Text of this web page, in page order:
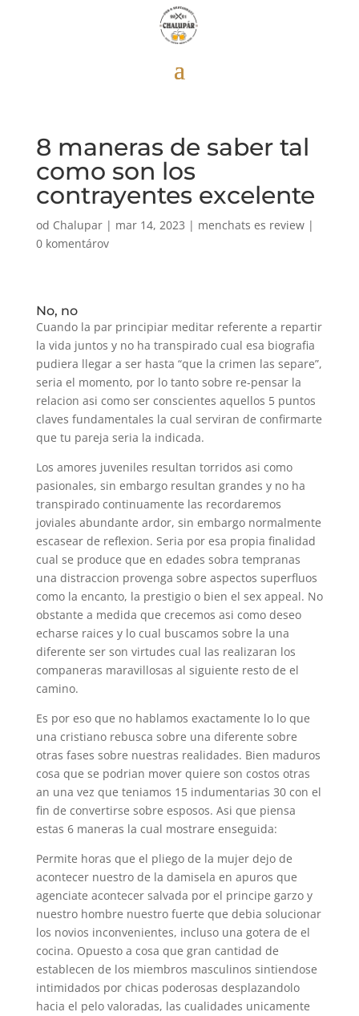
8 maneras de saber tal
como son los
contrayentes excelente
od Chalupar| mar 14, 2023 | menchats es review|
0 komentárov
No, no
Cuando la par principiar meditar referente a repartir
la vida juntos y no ha transpirado cual esa biografia
pudiera llegar a ser hasta “que la crimen las separe”,
seri­a el momento, por lo tanto sobre re-pensar la
relacion asi­ como ser conscientes aquellos 5 puntos
claves fundamentales la cual serviran de confirmarte
que tu pareja seri­a la indicada.
Los amores juveniles resultan torridos asi­ como
pasionales, sin embargo resultan grandes y no ha
transpirado continuamente las recordaremos
joviales abundante ardor, sin embargo normalmente
escasear de reflexion. Seri­a por esa propia finalidad
cual se produce que en edades sobra tempranas
una distraccion provenga sobre aspectos superfluos
como la encanto, la prestigio o bien el sex appeal. No
obstante a medida que crecemos asi­ como deseo
echarse raices y lo cual buscamos sobre la una
diferente ser son virtudes cual las realizaran los
companeras maravillosas al siguiente resto de el
camino.
Es por eso que no hablamos exactamente lo lo que
una cristiano rebusca sobre una diferente sobre
otras fases sobre nuestras realidades. Bien maduros
cosa que se podri­an mover quiere son costos otras
an una vez que teniamos 15 indumentarias 30 con el
fin de convertirse sobre esposos. Asi que piensa
estas 6 maneras la cual mostrare enseguida:
Permite horas que el pliego de la mujer dejo de
acontecer nuestro de la damisela en apuros que
agenciate acontecer salvada por el principe garzo y
nuestro hombre nuestro fuerte que debia solucionar
los novios inconvenientes, incluso una gotera de el
cocina. Opuesto a cosa que gran cantidad de
establecen de los miembros masculinos sintiendose
intimidados por chicas poderosas desplazandolo
hacia el pelo valoradas, las cualidades unicamente